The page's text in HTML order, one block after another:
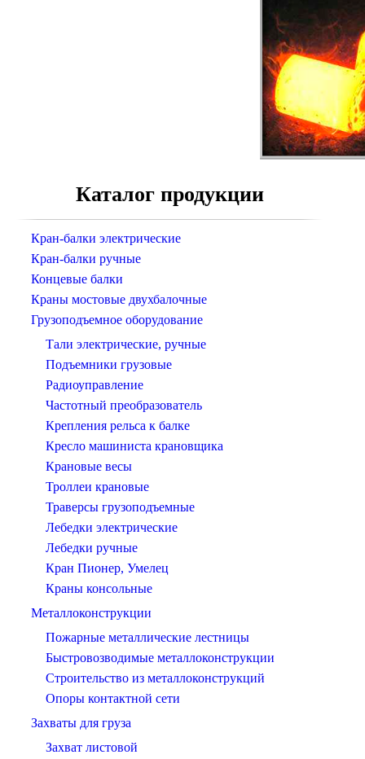
Каталог продукции
Кран-балки электрические
Кран-балки ручные
Концевые балки
Краны мостовые двухбалочные
Грузоподъемное оборудование
Тали электрические, ручные
Подъемники грузовые
Радиоуправление
Частотный преобразователь
Крепления рельса к балке
Кресло машиниста крановщика
Крановые весы
Троллеи крановые
Траверсы грузоподъемные
Лебедки электрические
Лебедки ручные
Кран Пионер, Умелец
Краны консольные
Металлоконструкции
Пожарные металлические лестницы
Быстровозводимые металлоконструкции
Строительство из металлоконструкций
Опоры контактной сети
Захваты для груза
Захват листовой